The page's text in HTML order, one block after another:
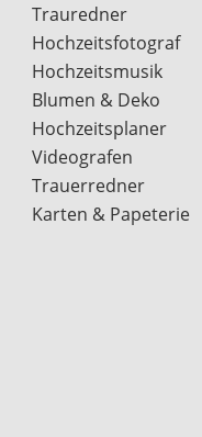
Trauredner
Hochzeitsfotograf
Hochzeitsmusik
Blumen & Deko
Hochzeitsplaner
Videografen
Trauerredner
Karten & Papeterie